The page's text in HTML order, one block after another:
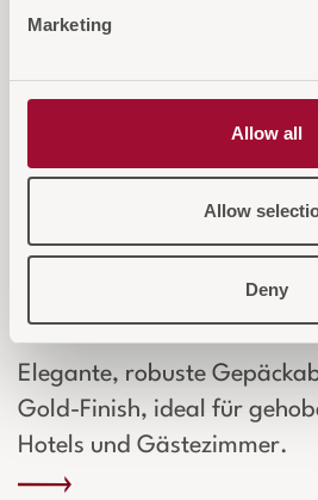
Marketing
Allow all
Allow
Deny
Kreuzer Kofferbock
Elegante, robuste
Gold-Finish, ideal für
Hotels und Gästezimmer.